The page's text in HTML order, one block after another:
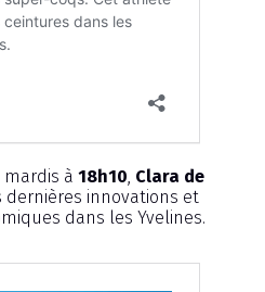
mardis à 18h10 Clara de
dernières innovations et
dans les Yvelines.